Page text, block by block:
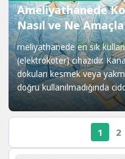
Ameliyathanede
Nasıl ve Ne Amaçla
meliyathanede en sık
(elektrokoter) cihazıdır.
dokuları kesmek veya
doğru kullanılmadığında
1 2